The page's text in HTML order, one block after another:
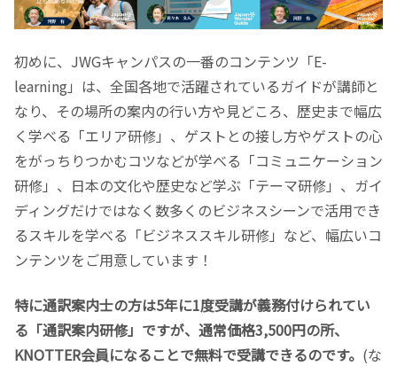
初めに、JWGキャンパスの一番のコンテンツ「E-
learning」は、全国各地で活躍されているガイドが講師と
なり、その場所の案内の行い方や見どころ、歴史まで幅広
く学べる「エリア研修」、ゲストとの接し方やゲストの心
をがっちりつかむコツなどが学べる「コミュニケーション
研修」、日本の文化や歴史など学ぶ「テーマ研修」、ガイ
ディングだけではなく数多くのビジネスシーンで活用でき
るスキルを学べる「ビジネススキル研修」など、幅広いコ
ンテンツをご用意しています！
特に通訳案内士の方は5年に1度受講が義務付けられてい
る「通訳案内研修」ですが、通常価格3,500円の所、
KNOTTER会員になることで無料で受講できるのです。 (な